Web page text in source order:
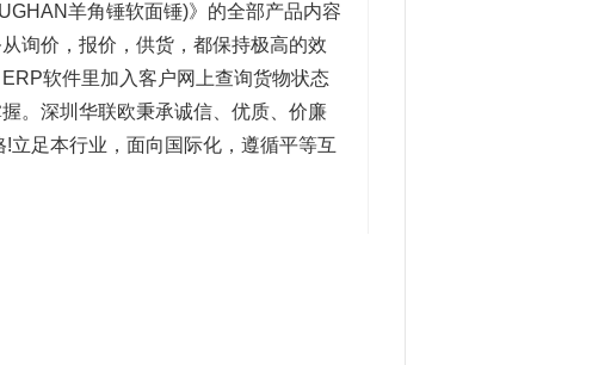
羊角锤软面锤)》的全部产品内容
询价，报价，供货，都保持极高的效
软件里加入客户网上查询货物状态
。深圳华联欧秉承诚信、优质、价廉
立足本行业，面向国际化，遵循平等互